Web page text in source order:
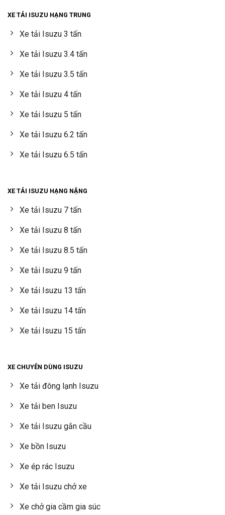
XE TẢI ISUZU HẠNG TRUNG
Xe tải Isuzu 3 tấn
Xe tải Isuzu 3.4 tấn
Xe tải Isuzu 3.5 tấn
Xe tải Isuzu 4 tấn
Xe tải Isuzu 5 tấn
Xe tải Isuzu 6.2 tấn
Xe tải Isuzu 6.5 tấn
XE TẢI ISUZU HẠNG NẶNG
Xe tải Isuzu 7 tấn
Xe tải Isuzu 8 tấn
Xe tải Isuzu 8.5 tấn
Xe tải Isuzu 9 tấn
Xe tải Isuzu 13 tấn
Xe tải Isuzu 14 tấn
Xe tải Isuzu 15 tấn
XE CHUYÊN DÙNG ISUZU
Xe tải đông lạnh Isuzu
Xe tải ben Isuzu
Xe tải Isuzu gắn cầu
Xe bồn Isuzu
Xe ép rác Isuzu
Xe tải Isuzu chở xe
Xe chở gia cầm gia súc